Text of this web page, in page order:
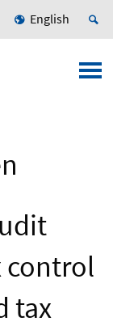
English
control
tax